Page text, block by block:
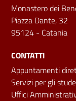
Monastero dei
Piazza Dante, 32
95124 - Catania
CONTATTI
Appuntamenti
Servizi per gli
Uffici